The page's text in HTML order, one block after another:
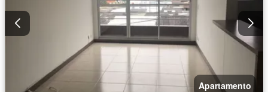
Apartamento